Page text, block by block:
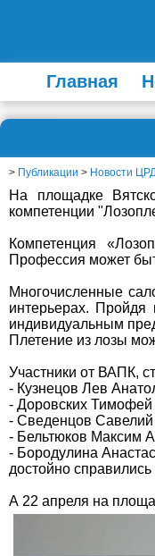
Главная
> Публикации > Новости
На площадке
компетенции
Компетенция
Профессия может
Многочисленные
интерьерах. Пройдя
индивидуальным
Плетение из лозы
Участники от ВАПК,
- Кузнецов Лев
- Доровских
- Сведенцов
- Бельтюков Максим
- Бородулина
достойно
А 22 апреля на